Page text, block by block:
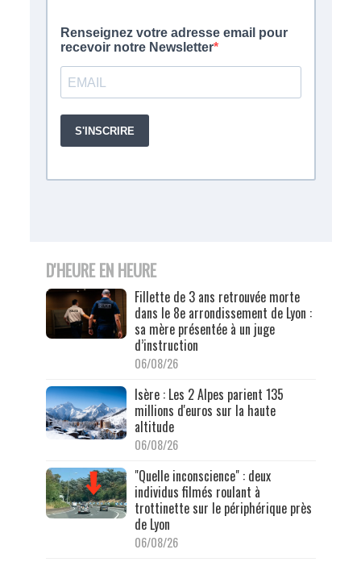
D'HEURE EN HEURE
Fillette de 3 ans retrouvée morte
dans le 8e arrondissement de Lyon :
sa mère présentée à un juge
d’instruction
06/08/26
Isère : Les 2 Alpes parient 135
millions d'euros sur la haute
altitude
06/08/26
"Quelle inconscience" : deux
individus filmés roulant à
trottinette sur le périphérique près
de Lyon
06/08/26